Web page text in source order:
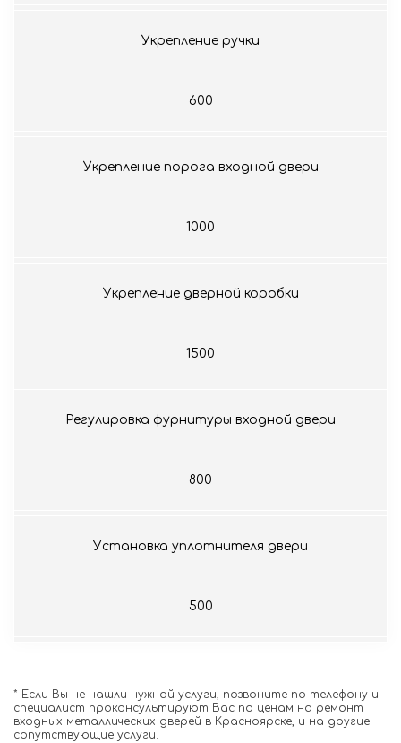
Укрепление ручки
600
Укрепление порога входной двери
1000
Укрепление дверной коробки
1500
Регулировка фурнитуры входной двери
800
Установка уплотнителя двери
500
* Если Вы не нашли нужной услуги, позвоните по телефону и
специалист проконсультируют Вас по ценам на ремонт
входных металлических дверей в Красноярске, и на другие
сопутствующие услуги.